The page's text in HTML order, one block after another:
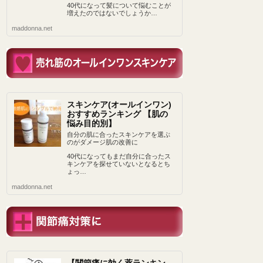
40代になって髪について悩むことが
増えたのではないでしょうか…
maddonna.net
スキンケア(オールインワン)
おすすめランキング 【肌の
悩み目的別】
自分の肌に合ったスキンケアを選ぶ
のがダメージ肌の改善に
40代になってもまだ自分に合ったス
キンケアを探せていないとなるとち
ょっ…
maddonna.net